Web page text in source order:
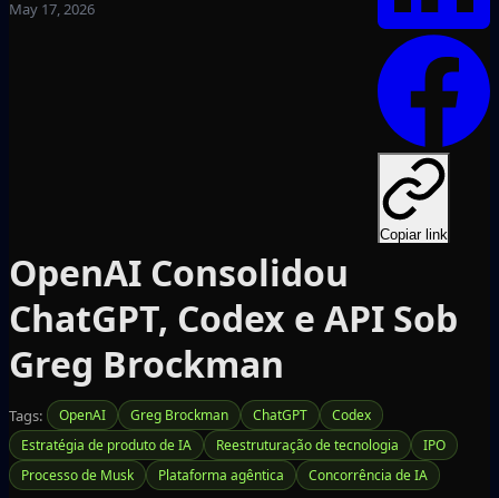
May 17, 2026
Copiar link
OpenAI Consolidou
ChatGPT, Codex e API Sob
Greg Brockman
Tags: OpenAI Greg Brockman ChatGPT
Codex
Estratégia de produto de IA
Reestruturação de tecnologia
IPO
Processo de Musk
Plataforma agêntica Concorrência de IA